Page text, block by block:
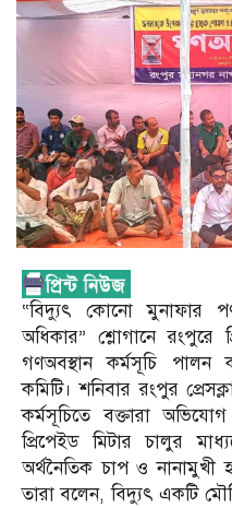
“বিদ্যুৎ কোনো মুনাফার
অধিকার” শ্লোগানে রংপুরে
গণঅবস্থান কর্মসূচি পালন
কমিটি। শনিবার রংপুর
কর্মসূচিতে বক্তারা
প্রিপেইড মিটার চালুর
অর্থনৈতিক চাপ ও নানামুখী
তারা বলেন, বিদ্যুৎ একটি